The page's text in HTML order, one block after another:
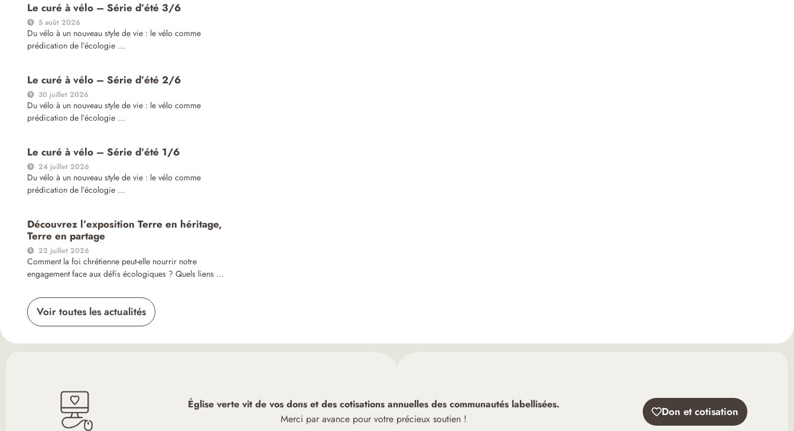
Le curé à vélo – Série d’été 3/6
5 août 2026
Du vélo à un nouveau style de vie : le vélo comme
prédication de l’écologie …
Le curé à vélo – Série d’été 2/6
30 juillet 2026
Du vélo à un nouveau style de vie : le vélo comme
prédication de l’écologie …
Le curé à vélo – Série d’été 1/6
24 juillet 2026
Du vélo à un nouveau style de vie : le vélo comme
prédication de l’écologie …
Découvrez l’exposition Terre en héritage,
Terre en partage
22 juillet 2026
Comment la foi chrétienne peut-elle nourrir notre
engagement face aux défis écologiques ? Quels liens …
Voir toutes les actualités
Église verte vit de vos dons et des cotisations annuelles des communautés labellisées.
Merci par avance pour votre précieux soutien !
Don et cotisation